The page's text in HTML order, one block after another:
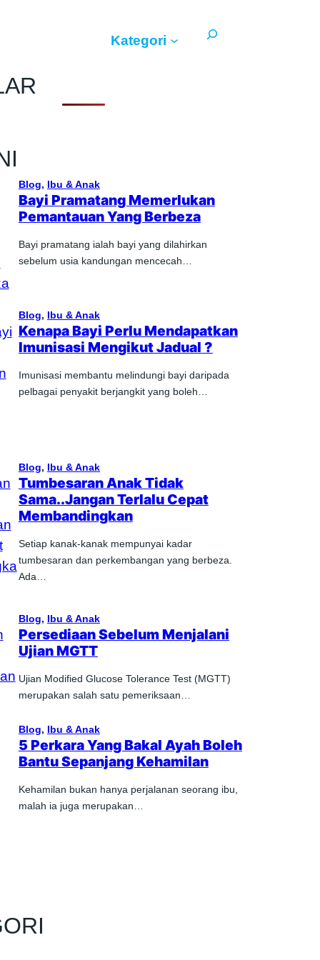
Kategori
Blog, Ibu & Anak
Bayi Pramatang Memerlukan
Pemantauan Yang Berbeza
Bayi pramatang ialah bayi yang dilahirkan
sebelum usia kandungan mencecah…
Blog, Ibu & Anak
Kenapa Bayi Perlu Mendapatkan
Imunisasi Mengikut Jadual ?
Imunisasi membantu melindungi bayi daripada
pelbagai penyakit berjangkit yang boleh…
Blog, Ibu & Anak
Tumbesaran Anak Tidak
Sama..Jangan Terlalu Cepat
Membandingkan
Setiap kanak-kanak mempunyai kadar
tumbesaran dan perkembangan yang berbeza.
Ada…
Blog, Ibu & Anak
Persediaan Sebelum Menjalani
Ujian MGTT
Ujian Modified Glucose Tolerance Test (MGTT)
merupakan salah satu pemeriksaan…
Blog, Ibu & Anak
5 Perkara Yang Bakal Ayah Boleh
Bantu Sepanjang Kehamilan
Kehamilan bukan hanya perjalanan seorang ibu,
malah ia juga merupakan…